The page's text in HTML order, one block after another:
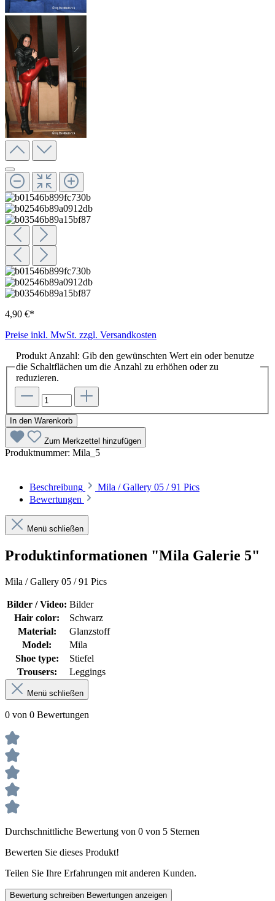
4,90 €*
Preise inkl. MwSt. zzgl. Versandkosten
Produkt Anzahl: Gib den gewünschten Wert ein oder benutze
die Schaltflächen um die Anzahl zu erhöhen oder zu
reduzieren.
In den Warenkorb
Zum Merkzettel hinzufügen
Produktnummer: Mila_5
Beschreibung
Mila / Gallery 05 / 91 Pics
Bewertungen
Menü schließen
Produktinformationen "Mila Galerie 5"
Mila / Gallery 05 / 91 Pics
Bilder / Video: Bilder
Hair color:
Schwarz
Material:
Glanzstoff
Model:
Mila
Shoe type:
Stiefel
Trousers:
Leggings
Menü schließen
0 von 0 Bewertungen
Durchschnittliche Bewertung von 0 von 5 Sternen
Bewerten Sie dieses Produkt!
Teilen Sie Ihre Erfahrungen mit anderen Kunden.
Bewertung schreiben Bewertungen anzeigen